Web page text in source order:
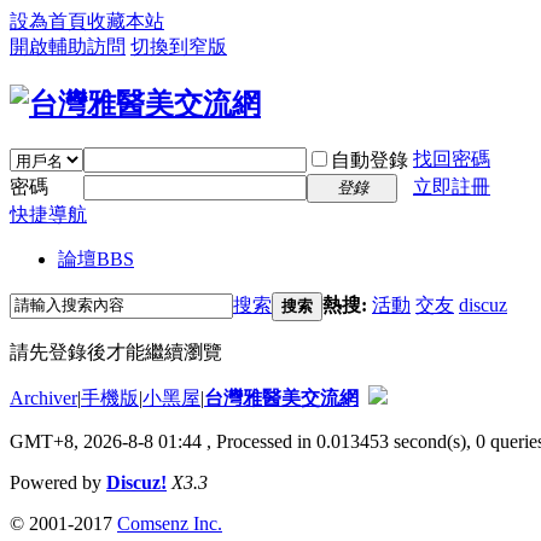
設為首頁收藏本站
開啟輔助訪問 切換到窄版
自動登錄 找回密碼
密碼
登錄
立即註冊
快捷導航
論壇BBS
搜索 搜索 熱搜: 活動 交友 discuz
請先登錄後才能繼續瀏覽
Archiver|手機版|小黑屋|台灣雅醫美交流網
GMT+8, 2026-8-8 01:44 , Processed in 0.013453 second(s), 0
Powered by Discuz! X3.3
© 2001-2017 Comsenz Inc.